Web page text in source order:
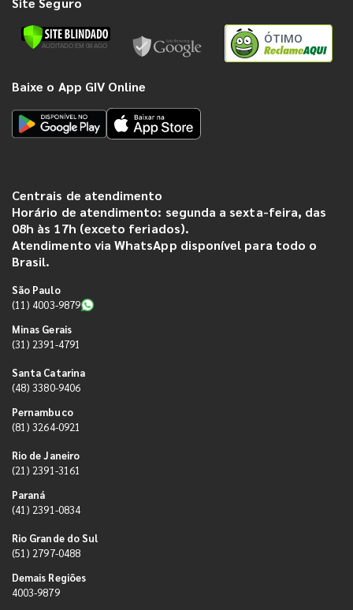
ÓTIMO
Baixe o App GIV Online
Centrais de atendimento
Horário de atendimento: segunda a sexta-feira, das
08h às 17h (exceto feriados).
Atendimento via WhatsApp disponível para todo o
Brasil.
São Paulo
(11) 4003-9879
Minas Gerais
(31) 2391-4791
Santa Catarina
(48) 3380-9406
Pernambuco
(81) 3264-0921
Rio de Janeiro
(21) 2391-3161
Paraná
(41) 2391-0834
Rio Grande do Sul
(51) 2797-0488
Demais Regiões
4003-9879